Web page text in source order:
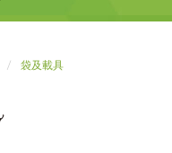
袋及載具